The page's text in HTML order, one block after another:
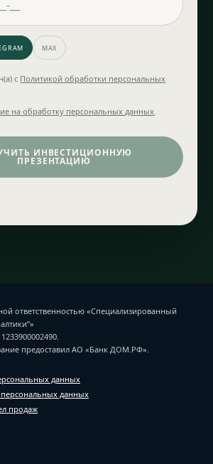
MAX
с Политикой обработки персональных
на обработку персональных данных.
ИНВЕСТИЦИОННУЮ
ПРЕЗЕНТАЦИЮ
ответственностью «Специализированный
предоставил АО «Банк ДОМ.РФ».
данных
данных
продаж